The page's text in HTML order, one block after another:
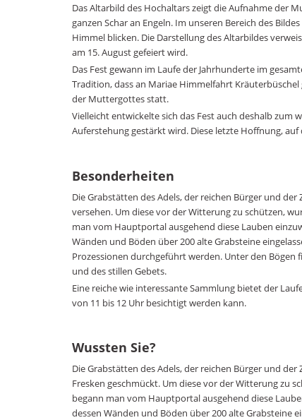
Das Altarbild des Hochaltars zeigt die Aufnahme der
ganzen Schar an Engeln. Im unseren Bereich des
Himmel blicken. Die Darstellung des Altarbildes
am 15. August gefeiert wird.
Das Fest gewann im Laufe der Jahrhunderte im
Tradition, dass an Mariae Himmelfahrt
der Muttergottes statt.
Vielleicht entwickelte sich das Fest auch deshalb
Auferstehung gestärkt wird. Diese letzte Hoffnung,
Besonderheiten
Die Grabstätten des Adels, der reichen Bürger und
versehen. Um diese vor der Witterung zu schützen,
man vom Hauptportal ausgehend diese Lauben
Wänden und Böden über 200 alte Grabsteine
Prozessionen durchgeführt werden. Unter den Bögen
und des stillen Gebets.
Eine reiche wie interessante Sammlung bietet der
von 11 bis 12 Uhr besichtigt werden kann.
Wussten Sie?
Die Grabstätten des Adels, der reichen Bürger und
Fresken geschmückt. Um diese vor der Witterung zu
begann man vom Hauptportal ausgehend diese
dessen Wänden und Böden über 200 alte